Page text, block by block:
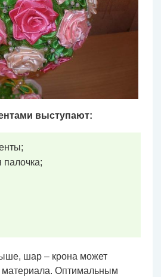
выступают:
шар – крона может
материала. Оптимальным